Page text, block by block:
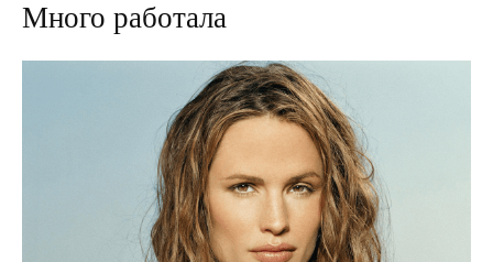
Много работала